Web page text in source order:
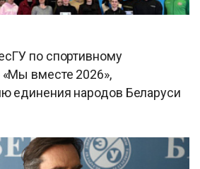
по спортивному
вместе 2026»,
единения народов Беларуси